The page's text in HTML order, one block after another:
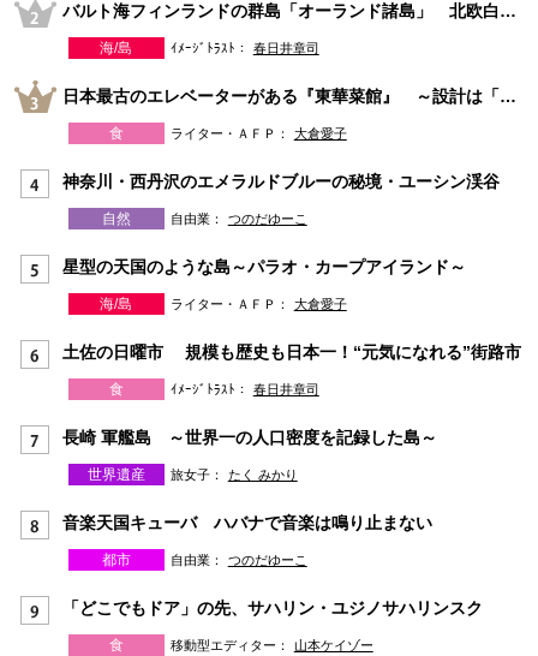
バルト海フィンランドの群島「オーランド諸島」 北欧白夜の夏旅
海/島 ｲﾒｰｼﾞﾄﾗｽﾄ： 春日井章司
日本最古のエレベーターがある『東華菜館』 ～設計は「天皇を守ったアメリカ人」Ｗ・ヴォーリズ～
食 ライター・ＡＦＰ： 大倉愛子
神奈川・西丹沢のエメラルドブルーの秘境・ユーシン渓谷
自然 自由業： つのだゆーこ
星型の天国のような島～パラオ・カープアイランド～
海/島 ライター・ＡＦＰ： 大倉愛子
土佐の日曜市 規模も歴史も日本一！“元気になれる”街路市
食 ｲﾒｰｼﾞﾄﾗｽﾄ： 春日井章司
長崎 軍艦島 ～世界一の人口密度を記録した島～
世界遺産 旅女子： たく みかり
音楽天国キューバ ハバナで音楽は鳴り止まない
都市 自由業： つのだゆーこ
「どこでもドア」の先、サハリン・ユジノサハリンスク
食 移動型エディター： 山本ケイゾー